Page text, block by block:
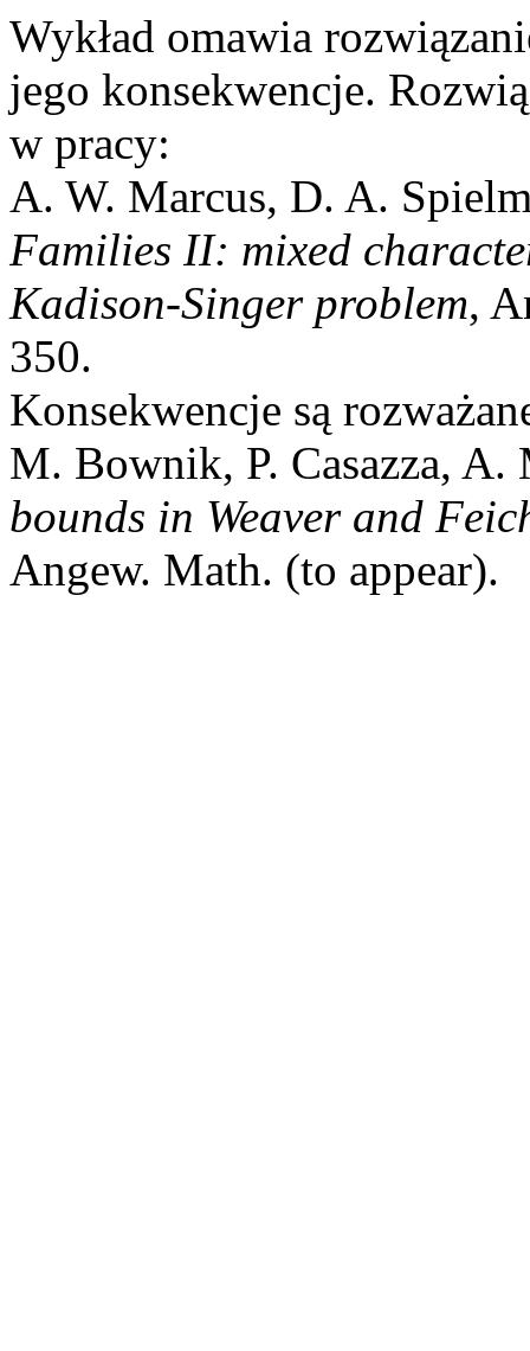
Wykład omawia
jego konsekwencje.
w pracy:
A. W. Marcus, D. A.
Families II: mixed
Kadison-Singer problem,
350.
Konsekwencje są
M. Bownik, P. Casazza, A.
bounds in Weaver and
Angew. Math. (to appear).